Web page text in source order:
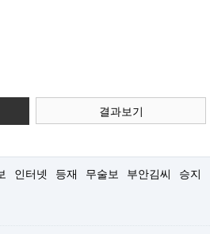
결과보기
인터넷 등재 무술보 부안김씨 승지